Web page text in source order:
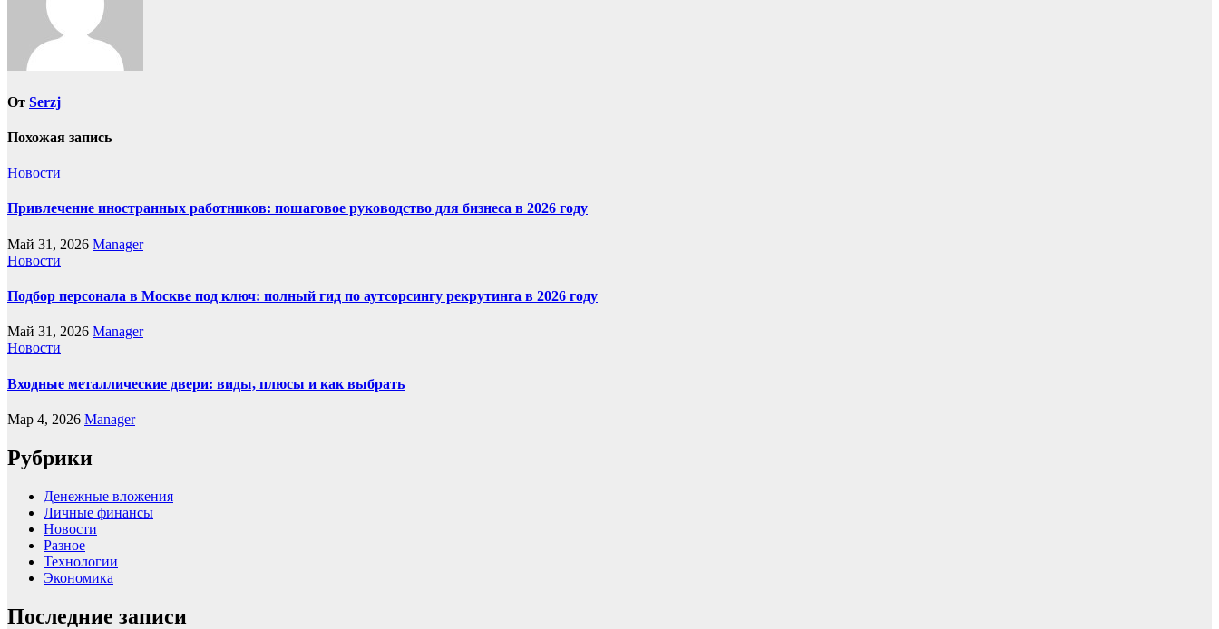
От Serzj
Похожая запись
Новости
Привлечение иностранных работников: пошаговое руководство для бизнеса в 2026 году
Май 31, 2026 Manager
Новости
Подбор персонала в Москве под ключ: полный гид по аутсорсингу рекрутинга в 2026 году
Май 31, 2026 Manager
Новости
Входные металлические двери: виды, плюсы и как выбрать
Мар 4, 2026 Manager
Рубрики
Денежные вложения
Личные финансы
Новости
Разное
Технологии
Экономика
Последние записи